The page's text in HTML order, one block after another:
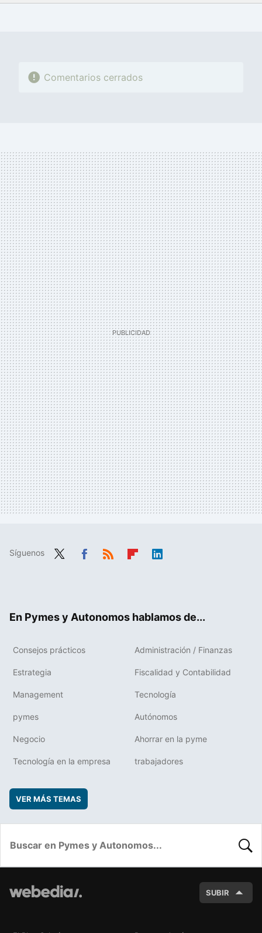
FACEBOOK
TWITTERFLIPBOARD
E-
WHATSAPP
Comentarios cerrados
Síguenos
En Pymes y Autonomos hablamos de...
Consejos prácticos Administración / Finanzas
Estrategia Fiscalidad y Contabilidad
Management Tecnología
pymes Autónomos
Negocio Ahorrar en la pyme
Tecnología en la empresa trabajadores
VER MÁS TEMAS
SUBIR